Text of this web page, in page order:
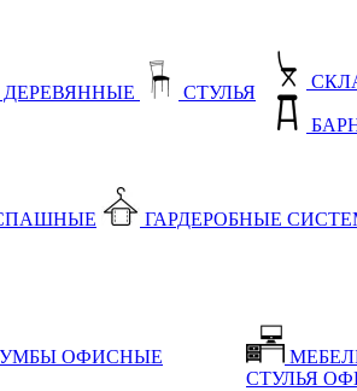
ДЕРЕВЯННЫЕ
СТУЛЬЯ
ГАРДЕРОБНЫЕ
ОФИСНЫЕ
СТУЛЬЯ